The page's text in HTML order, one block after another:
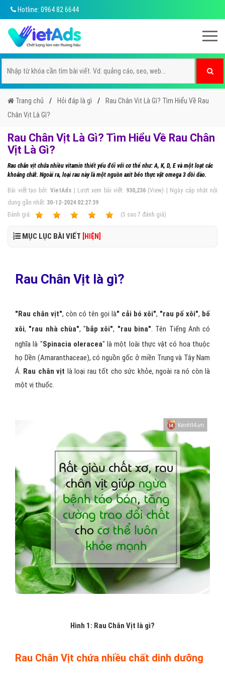
Hotline: 0964 82 6644
Trang chủ Hỏi đáp là gì
Rau Chân Vịt Là Gì? Tìm Hiểu Về Rau
Chân Vịt Là Gì?
Rau Chân Vịt Là Gì? Tìm Hiểu Về Rau Chân
Vịt Là Gì?
Rau chân vịt chứa nhiều vitamin thiết yếu đối với cơ thể như: A, K, D, E và một loạt các
khoáng chất. Ngoài ra, loại rau này là một nguồn axit béo thực vật omega 3 dồi dào.
Bài viết tạo bởi:VietAds | Lượt xem bài viết: 930,236(View) | Ngày cập nhật nội
dung gần nhất: 30-12-2024 02:27:39
Ðánh giá:
(5 sao 7 đánh giá)
MỤC LỤC BÀI VIẾT [HIỆN]
Rau Chân Vịt là gì?
"Rau chân vịt", còn có tên gọi là" cải bó xôi", "rau pố xôi", bố
xôi, "rau nhà chùa", "bắp xôi", "rau bina". Tên Tiếng Anh có
nghĩa là "Spinacia oleracea" là một loài thực vật có hoa thuộc
họ Dền (Amaranthaceae), có nguồn gốc ở miền Trung và Tây Nam
Á. Rau chân vịt là loại rau tốt cho sức khỏe, ngoài ra nó còn là
một vị thuốc.
Hình 1: Rau Chân Vịt là gì?
Rau Chân Vịt chứa nhiều chất dinh dưỡng